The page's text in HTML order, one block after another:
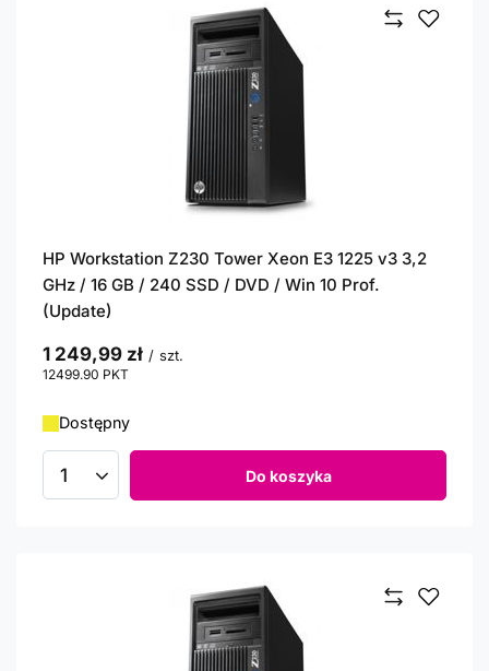
HP Workstation Z230 Tower Xeon E3 1225 v3 3,2
GHz / 16 GB / 240 SSD / DVD / Win 10 Prof.
(Update)
1 249,99 zł / szt.
12499.90 PKT
Dostępny
Ilość produktów Do koszyka